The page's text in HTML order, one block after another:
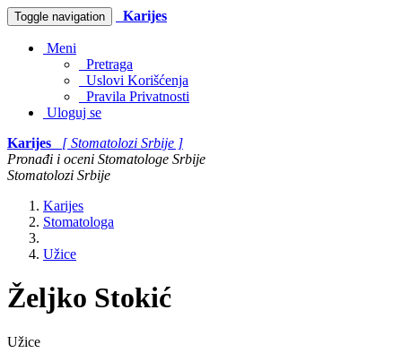
Toggle navigation Karijes
Meni
Pretraga
Uslovi Korišćenja
Pravila Privatnosti
Uloguj se
Karijes
[ Stomatolozi Srbije ]
Pronađi i oceni Stomatologe Srbije
Stomatolozi Srbije
Karijes
Stomatologa
Užice
Željko Stokić
Užice